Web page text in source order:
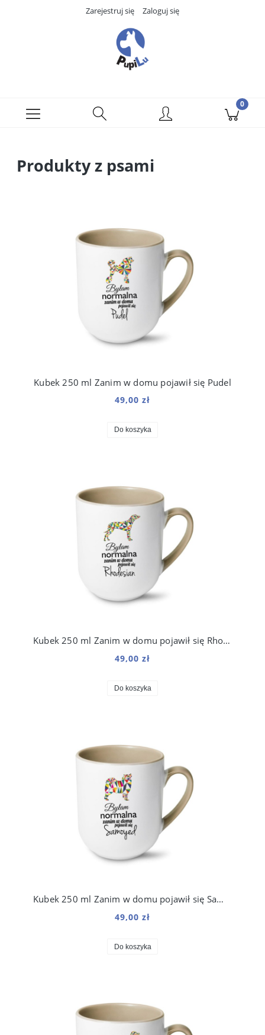
Zarejestruj się Zaloguj się
Produkty z psami
Kubek 250 ml Zanim w domu pojawił się Pudel
49,00 zł
Do koszyka
Kubek 250 ml Zanim w domu pojawił się Rhodesian
49,00 zł
Do koszyka
Kubek 250 ml Zanim w domu pojawił się Samoyed
49,00 zł
Do koszyka